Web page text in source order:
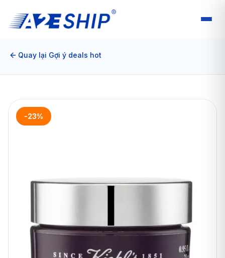
Quay lại Gợi ý deals hot
-23%